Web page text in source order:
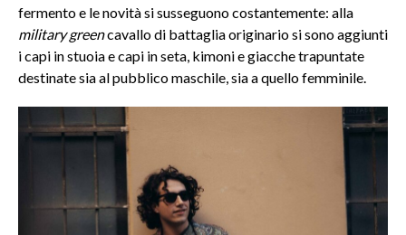
fermento e le novità si susseguono costantemente: alla
military greencavallo di battaglia originario si sono aggiunti
i capi in stuoia e capi in seta, kimoni e giacche trapuntate
destinate sia al pubblico maschile, sia a quello femminile.